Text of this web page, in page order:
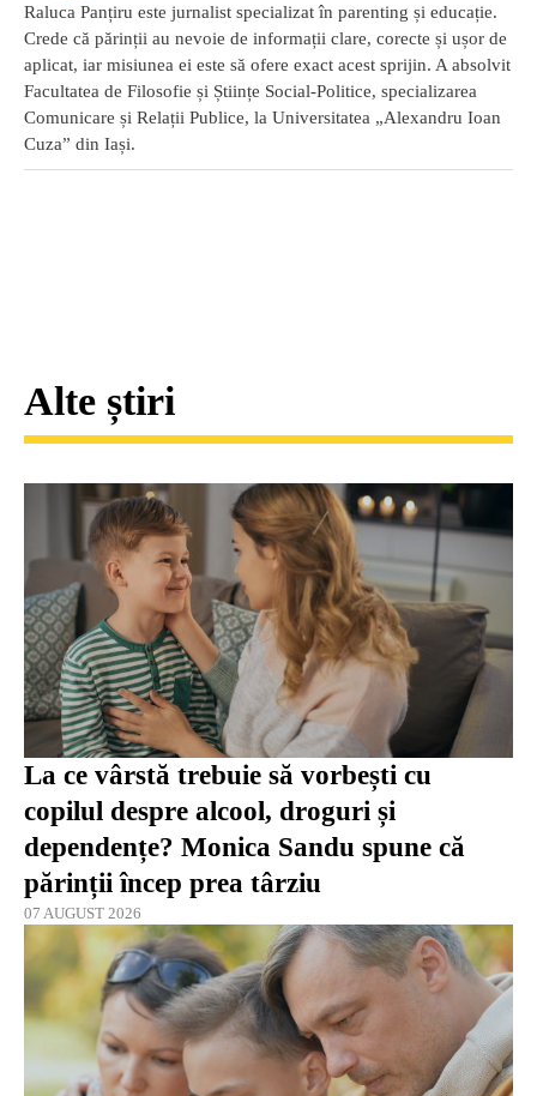
Raluca Panțiru este jurnalist specializat în parenting și educație.
Crede că părinții au nevoie de informații clare, corecte și ușor de
aplicat, iar misiunea ei este să ofere exact acest sprijin. A absolvit
Facultatea de Filosofie și Științe Social-Politice, specializarea
Comunicare și Relații Publice, la Universitatea „Alexandru Ioan
Cuza” din Iași.
Alte știri
La ce vârstă trebuie să vorbești cu
copilul despre alcool, droguri și
dependențe? Monica Sandu spune că
părinții încep prea târziu
07 AUGUST 2026